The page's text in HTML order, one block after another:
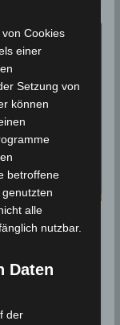
27
Cookies
einer
Setzung von
können
betroffene
alle
nutzbar.
Daten
der